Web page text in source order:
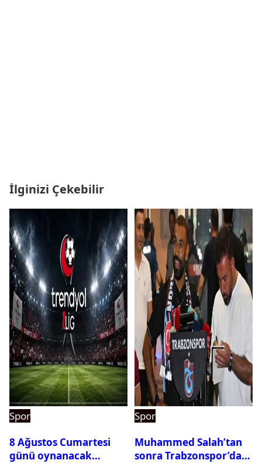
İlginizi Çekebilir
Spor
8 Ağustos Cumartesi
günü oynanacak
Spor
Muhammed Salah’tan
sonra Trabzonspor’dan